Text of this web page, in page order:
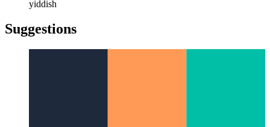
türkçe
yiddish
yiddish